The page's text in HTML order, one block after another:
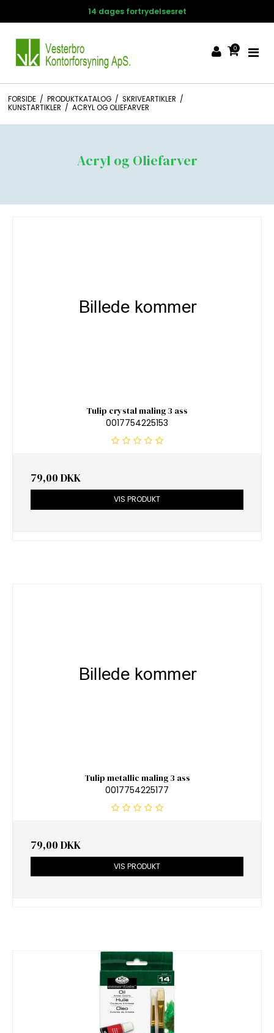
14 dages fortrydelsesret
0
FORSIDE / PRODUKTKATALOG / SKRIVEARTIKLER /
KUNSTARTIKLER / ACRYL OG OLIEFARVER
Acryl og Oliefarver
Tulip crystal maling 3 ass
0017754225153
79,00 DKK
VIS PRODUKT
Tulip metallic maling 3 ass
0017754225177
79,00 DKK
VIS PRODUKT